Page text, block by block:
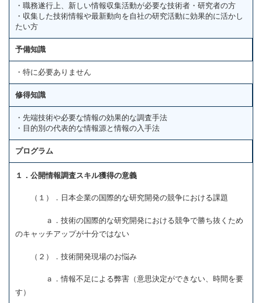
・職務遂行上、新しい情報収集活動が必要な技術者・研究者の方
・収集した技術情報や最新動向を自社の研究活動に効果的に活かし
たい方
予備知識
・特に必要ありません
修得知識
・先端技術や必要な情報の効果的な調査手法
・目的別の代表的な情報源と情報の入手法
プログラム
１．公開情報調査スキル獲得の意義
（１）．日本企業の国際的な研究開発の競争における課題
ａ．技術の国際的な研究開発における競争で勝ち抜くため
のキャッチアップが十分ではない
（２）．技術開発現場のお悩み
ａ．情報不足による弊害（意思決定ができない、時間を要
す）